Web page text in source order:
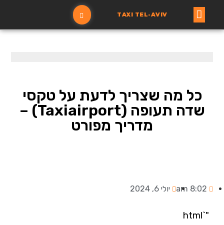
TAXI TEL-AVIV
כל מה שצריך לדעת על טקסי
שדה תעופה (Taxiairport) –
מדריך מפורט
8:02 am יולי 6, 2024
"`html